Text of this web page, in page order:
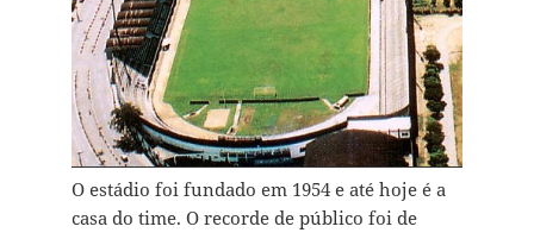
O estádio foi fundado em 1954 e até hoje é a
casa do time. O recorde de público foi de